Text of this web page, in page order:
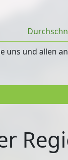
uns und allen